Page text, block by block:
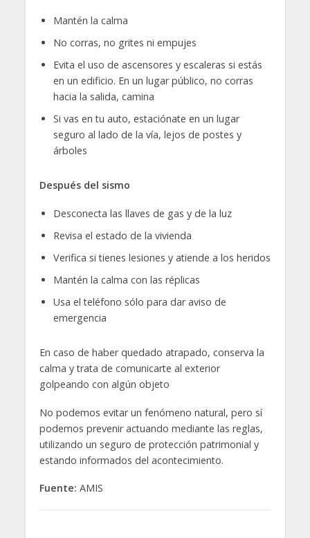
Mantén la calma
No corras, no grites ni empujes
Evita el uso de ascensores y escaleras si estás
en un edificio. En un lugar público, no corras
hacia la salida, camina
Si vas en tu auto, estaciónate en un lugar
seguro al lado de la vía, lejos de postes y
árboles
Después del sismo
Desconecta las llaves de gas y de la luz
Revisa el estado de la vivienda
Verifica si tienes lesiones y atiende a los heridos
Mantén la calma con las réplicas
Usa el teléfono sólo para dar aviso de
emergencia
En caso de haber quedado atrapado, conserva la
calma y trata de comunicarte al exterior
golpeando con algún objeto
No podemos evitar un fenómeno natural, pero sí
podemos prevenir actuando mediante las reglas,
utilizando un seguro de protección patrimonial y
estando informados del acontecimiento.
Fuente: AMIS